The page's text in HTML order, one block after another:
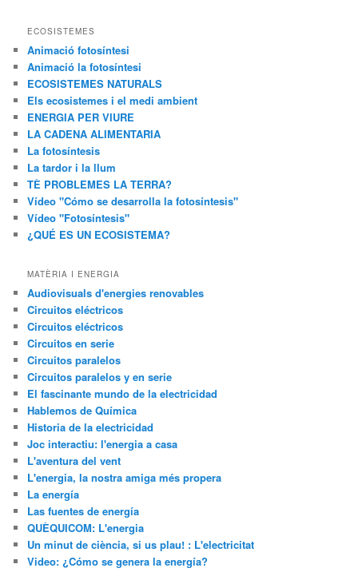
ECOSISTEMES
Animació fotosíntesi
Animació la fotosíntesi
ECOSISTEMES NATURALS
Els ecosistemes i el medi ambient
ENERGIA PER VIURE
LA CADENA ALIMENTARIA
La fotosíntesis
La tardor i la llum
TÈ PROBLEMES LA TERRA?
Vídeo "Cómo se desarrolla la fotosíntesis"
Vídeo "Fotosíntesis"
¿QUÉ ES UN ECOSISTEMA?
MATÈRIA I ENERGIA
Audiovisuals d'energies renovables
Circuitos eléctricos
Circuitos eléctricos
Circuitos en serie
Circuitos paralelos
Circuitos paralelos y en serie
El fascinante mundo de la electricidad
Hablemos de Química
Historia de la electricidad
Joc interactiu: l'energia a casa
L'aventura del vent
L'energia, la nostra amiga més propera
La energía
Las fuentes de energía
QUÈQUICOM: L'energia
Un minut de ciència, si us plau! : L'electricitat
Video: ¿Cómo se genera la energía?